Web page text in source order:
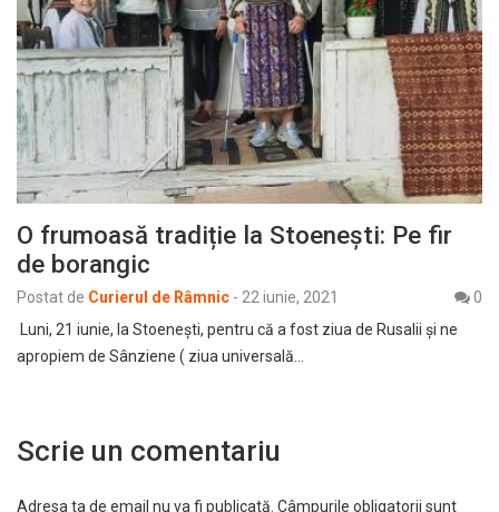
O frumoasă tradiție la Stoenești: Pe fir
de borangic
Postat de Curierul de Râmnic - 22 iunie, 2021
0
Luni, 21 iunie, la Stoenești, pentru că a fost ziua de Rusalii și ne
apropiem de Sânziene ( ziua universală…
Scrie un comentariu
Adresa ta de email nu va fi publicată. Câmpurile obligatorii sunt